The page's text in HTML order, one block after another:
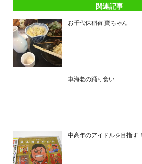
関連記事
お千代保稲荷 寶ちゃん
車海老の踊り食い
中高年のアイドルを目指す！